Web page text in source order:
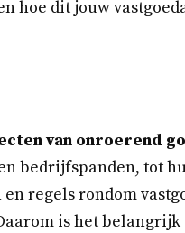
hoe dit jouw
van onroerend
bedrijfspanden, tot
regels rondom
is het